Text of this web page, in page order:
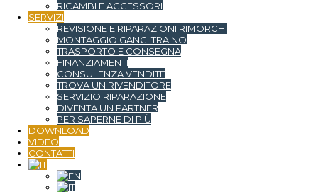
RICAMBI E ACCESSORI
SERVIZI
REVISIONE E RIPARAZIONI RIMORCHI
MONTAGGIO GANCI TRAINO
TRASPORTO E CONSEGNA
FINANZIAMENTI
CONSULENZA VENDITE
TROVA UN RIVENDITORE
SERVIZIO RIPARAZIONE
DIVENTA UN PARTNER
PER SAPERNE DI PIÙ
DOWNLOAD
VIDEO
CONTATTI